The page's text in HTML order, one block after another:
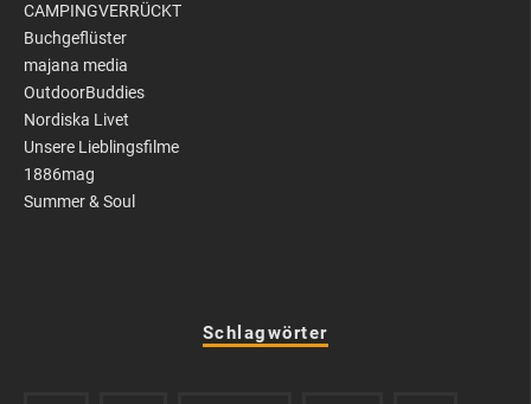
CAMPINGVERRÜCKT
Buchgeflüster
majana media
OutdoorBuddies
Nordiska Livet
Unsere Lieblingsfilme
1886mag
Summer & Soul
Schlagwörter